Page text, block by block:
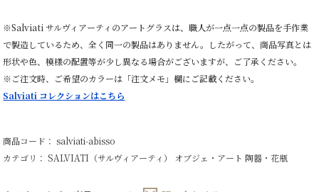
※Salviati サルヴィアーティのアートグラスは、職人が一点一点の製品を手作業
で製造しているため、全く同一の製品はありません。したがって、商品写真とは
形状や色、模様の配置等が少し異なる場合がございますが、ご了承ください。
※ご注文時、ご希望のカラーは「注文メモ」欄にご記載ください。
Salviati コレクションはこちら
商品コード： salviati-abisso
カテゴリ：SALVIATI（サルヴィアーティ） オブジェ・アート 陶器・花瓶